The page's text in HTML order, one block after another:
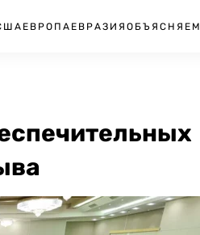
ЕВРОПА ЕВРАЗИЯ ОБЪЯСНЯЕМ